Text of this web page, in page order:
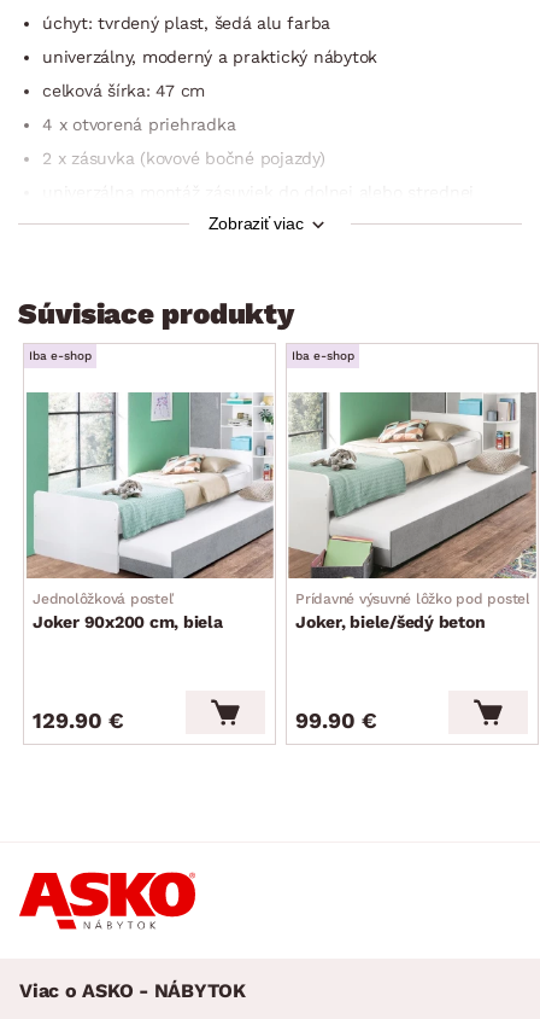
úchyt: tvrdený plast, šedá alu farba
univerzálny, moderný a praktický nábytok
celková šírka: 47 cm
4 x otvorená priehradka
2 x zásuvka (kovové bočné pojazdy)
dodávané v demonte
Zobraziť viac
Súvisiace produkty
Iba e-shop
Jednolôžková posteľ
Joker 90x200 cm, biela
129.90 €
Iba e-shop
Prídavné výsuvné lôžko pod posteľ
Joker, biele/šedý beton
99.90 €
Viac o ASKO - NÁBYTOK